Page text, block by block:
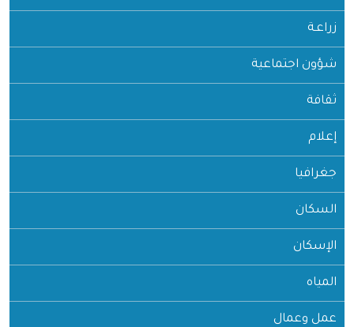
زراعـة
شؤون اجتماعية
ثقافة
إعلام
جغرافيا
السكان
الإسكان
المياه
عمل وعمال